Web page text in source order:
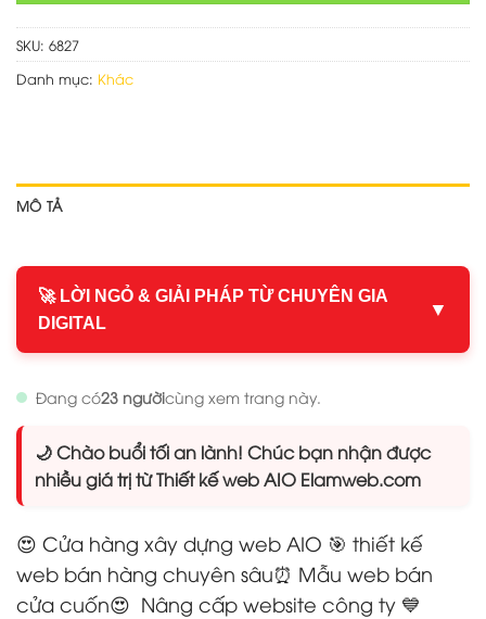
SKU: 6827
Danh mục: Khác
MÔ TẢ
🚀 LỜI NGỎ & GIẢI PHÁP TỪ CHUYÊN GIA
DIGITAL
▼
Đang có23 ngườicùng xem trang này.
🌙 Chào buổi tối an lành! Chúc bạn nhận được
nhiều giá trị từ Thiết kế web AIO Elamweb.com
😍 Cửa hàng xây dựng web AIO 🎯 thiết kế
web bán hàng chuyên sâu⏰ Mẫu web bán
cửa cuốn😍 Nâng cấp website công ty 💙